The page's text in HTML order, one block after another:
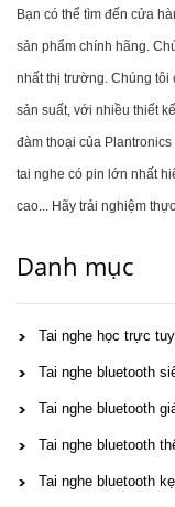
Bạn có thể tìm đến cửa
sản phẩm chính hãng.
nhất thị trường. Chúng tôi
sản suất, với nhiều thiết
đàm thoại của
tai nghe có pin lớn nhất
cao... Hãy trải nghiệm
Danh mục
Tai nghe học trực
Tai nghe bluetooth
Tai nghe bluetooth
Tai nghe bluetooth
Tai nghe bluetooth